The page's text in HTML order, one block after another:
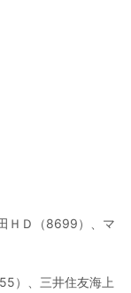
ＨＤ（8699）、マ
）、三井住友海上